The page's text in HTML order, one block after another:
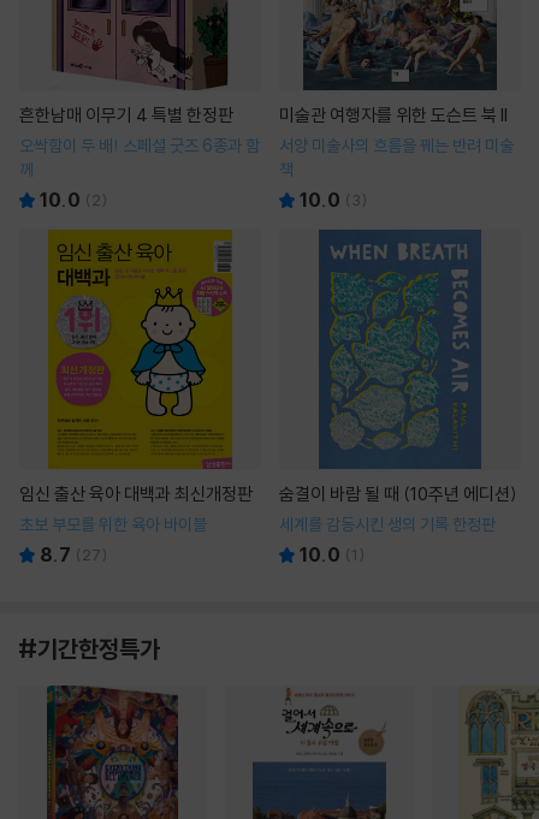
흔한남매 이무기 4 특별 한정판
오싹함이 두 배! 스페셜 굿즈 6종과 함
께
10.0 ( 2)
미술관 여행자를 위한 도슨트 북 II
서양 미술사의 흐름을 꿰는 반려 미술
책
10.0 ( 3)
임신 출산 육아 대백과 최신개정판
초보 부모를 위한 육아 바이블
8.7 ( 27)
숨결이 바람 될 때 (10주년 에디션)
세계를 감동시킨 생의 기록 한정판
10.0 (1 )
#기간한정특가